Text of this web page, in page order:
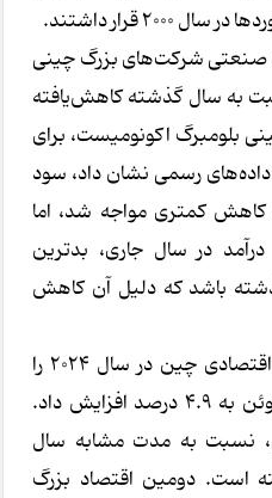
قرار داشتند.
صنعتی شرکت‌های بزرگ چینی
درصد نسبت به سال گذشته کاهش‌یافته
بلومبرگ اکونومیست، برای
است. داده‌های رسمی نشان داد، سود
کاهش کمتری مواجه شد، اما
در سال جاری، بدترین
باشد که دلیل آن کاهش
.بانک جهانی پیش‌بینی رشد اقتصادی چین در سال ۲۰۲۴ را
نسبت به پیش‌بینی ۴.۸ در ژوئن به ۴.۹ درصد افزایش داد.
در ۱۱ ماه اول، نسبت به مدت مشابه سال
است. دومین اقتصاد بزرگ